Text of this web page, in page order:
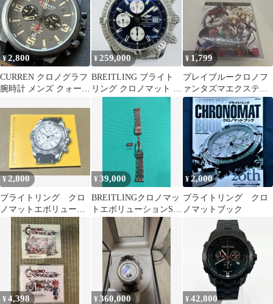
¥2,800
CURREN クロノグラフ
腕時計 メンズ クォーツ
¥259,000
BREITLING ブライト
リング クロノマット エ
¥ 1,799
ブレイブルークロノフ
ァンタズマエクステン
ド
¥2,800
ブライトリング クロ
ノマットエボリューシ
ョン 取扱説明書 取
¥39,000
BREITLINGクロノマッ
トエボリューションSS
ブレス
¥2,000
ブライトリング クロ
ノマットブック
¥4,398 ¥360,000 ¥42,800